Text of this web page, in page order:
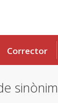
Corrector